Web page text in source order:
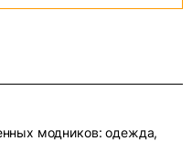
модников: одежда,